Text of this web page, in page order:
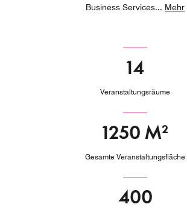
Business Services... Mehr
14
Veranstaltungsräume
1250 M²
Gesamte Veranstaltungsfläche
400